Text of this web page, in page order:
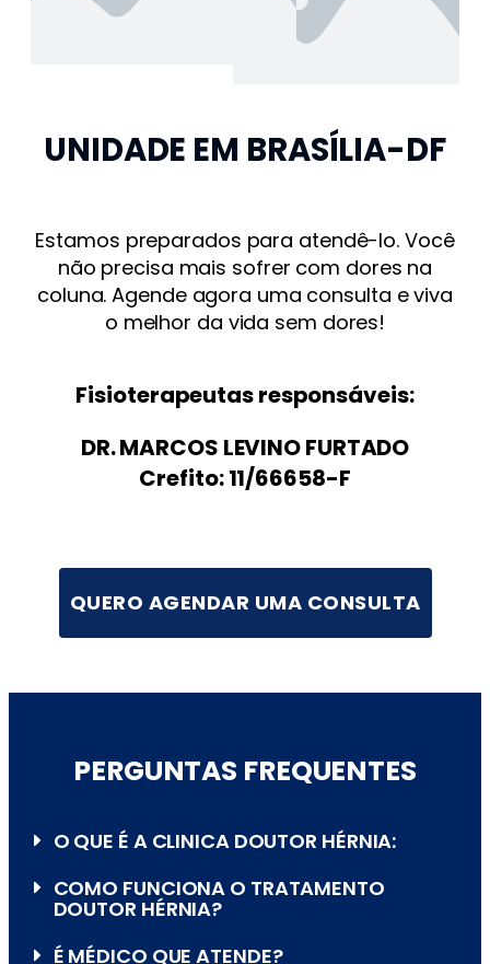
UNIDADE EM BRASÍLIA-DF
Estamos preparados para atendê-lo. Você
não precisa mais sofrer com dores na
coluna. Agende agora uma consulta e viva
o melhor da vida sem dores!
Fisioterapeutas responsáveis:
DR. MARCOS LEVINO FURTADO
Crefito: 11/66658-F
QUERO AGENDAR UMA CONSULTA
PERGUNTAS FREQUENTES
O QUE É A CLINICA DOUTOR HÉRNIA:
COMO FUNCIONA O TRATAMENTO
DOUTOR HÉRNIA?
É MÉDICO QUE ATENDE?